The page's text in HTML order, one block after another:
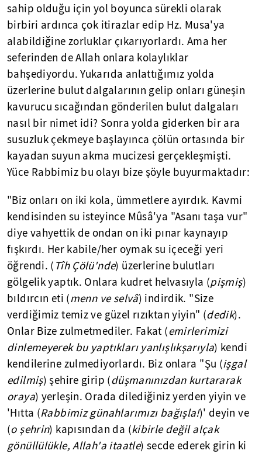
sahip olduğu için yol boyunca sürekli olarak
birbiri ardınca çok itirazlar edip Hz. Musa'ya
alabildiğine zorluklar çıkarıyorlardı. Ama her
seferinden de Allah onlara kolaylıklar
bahşediyordu. Yukarıda anlattığımız yolda
üzerlerine bulut dalgalarının gelip onları güneşin
kavurucu sıcağından gönderilen bulut dalgaları
nasıl bir nimet idi? Sonra yolda giderken bir ara
susuzluk çekmeye başlayınca çölün ortasında bir
kayadan suyun akma mucizesi gerçekleşmişti.
Yüce Rabbimiz bu olayı bize şöyle buyurmaktadır:
"Biz onları on iki kola, ümmetlere ayırdık. Kavmi
kendisinden su isteyince Mûsâ'ya "Asanı taşa vur"
diye vahyettik de ondan on iki pınar kaynayıp
fışkırdı. Her kabile/her oymak su içeceği yeri
öğrendi. ( Tîh Çölü'nde) üzerlerine bulutları
gölgelik yaptık. Onlara kudret helvasıyla (pişmiş)
bıldırcın eti (menn ve selvâ) indirdik. "Size
verdiğimiz temiz ve güzel rızıktan yiyin" (dedik).
Onlar Bize zulmetmediler. Fakat (emirlerimizi
dinlemeyerek bu yaptıkları yanlışlıkşarıyla) kendi
kendilerine zulmediyorlardı. Biz onlara "Şu (işgal
edilmiş) şehire girip (düşmanınızdan kurtararak
oraya) yerleşin. Orada dilediğiniz yerden yiyin ve
'Hıtta (Rabbimiz günahlarımızı bağışla!)' deyin ve
(o şehrin) kapısından da (kibirle değil alçak
gönüllülükle, Allah'a itaatle) secde ederek girin ki